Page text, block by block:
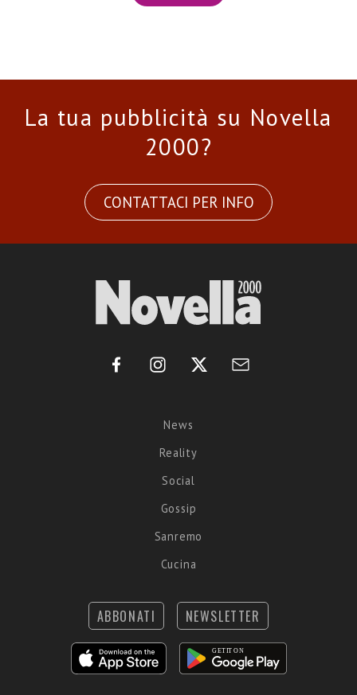
La tua pubblicità su Novella
2000?
CONTATTACI PER INFO
News
Reality
Social
Gossip
Sanremo
Cucina
ABBONATI NEWSLETTER